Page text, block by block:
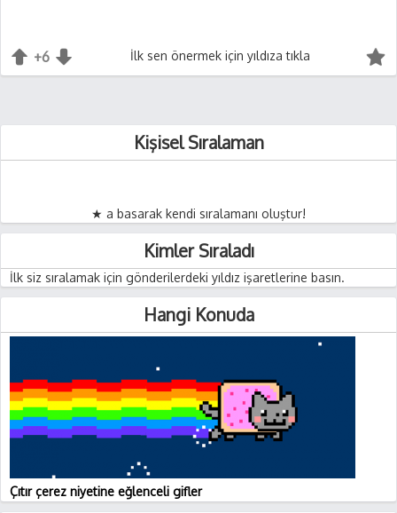
+6 -1
İlk sen önermek için yıldıza tıkla
Kişisel Sıralaman
★ a basarak kendi sıralamanı oluştur!
Kimler Sıraladı
İlk siz sıralamak için gönderilerdeki yıldız işaretlerine basın.
Hangi Konuda
Çıtır çerez niyetine eğlenceli gifler